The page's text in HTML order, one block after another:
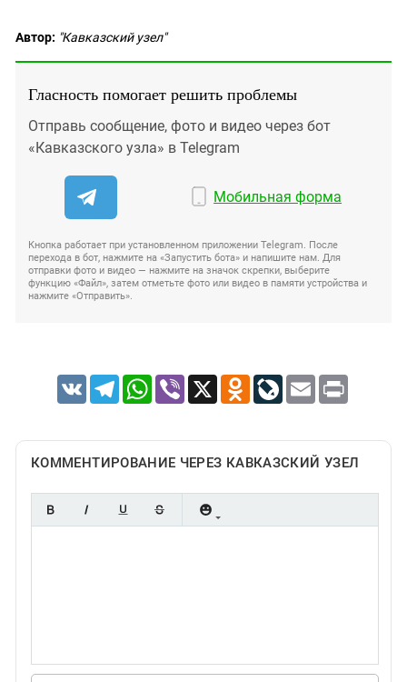
Автор: "Кавказский узел"
Гласность помогает решить проблемы
Отправь сообщение, фото и видео через бот
«Кавказского узла» в Telegram
Мобильная форма
Кнопка работает при установленном приложении Telegram. После
перехода в бот, нажмите на «Запустить бота» и напишите нам. Для
отправки фото и видео — нажмите на значок скрепки, выберите
функцию «Файл», затем отметьте фото или видео в памяти устройства и
нажмите «Отправить».
VK TelegramWhatsApp
Viber X Odnoklassniki
LiveJournal
Email Print
КОММЕНТИРОВАНИЕ ЧЕРЕЗ КАВКАЗСКИЙ УЗЕЛ